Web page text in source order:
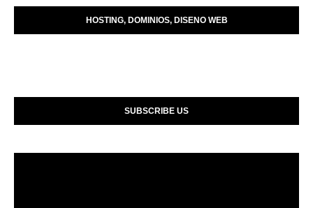
HOSTING, DOMINIOS, DISENO WEB
SUBSCRIBE US